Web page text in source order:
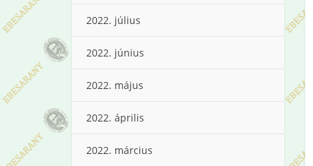
2022. július
2022. június
2022. május
2022. április
2022. március